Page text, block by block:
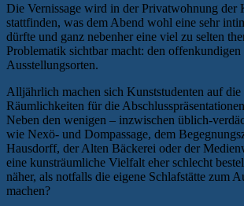
Die Vernissage wird in der Privatwohnung der
stattfinden, was dem Abend wohl eine sehr
dürfte und ganz nebenher eine viel zu selten
Problematik sichtbar macht: den offenkundigen
Ausstellungsorten.
Alljährlich machen sich Kunststudenten auf die
Räumlichkeiten für die
Neben den wenigen – inzwischen üblich-
wie Nexö- und Dompassage, dem
Hausdorff, der Alten Bäckerei oder der
eine kunsträumliche Vielfalt eher schlecht
näher, als notfalls die eigene Schlafstätte zum
machen?